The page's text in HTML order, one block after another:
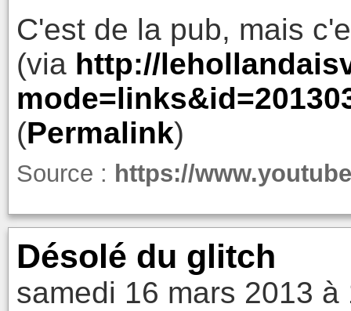
C'est de la pub, mais
(via http://
(Permalink)
Source : https://
Désolé du glitch
samedi 16 mars 2013 à